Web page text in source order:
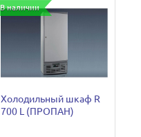
В наличии
Холодильный шкаф R
700 L (ПРОПАН)